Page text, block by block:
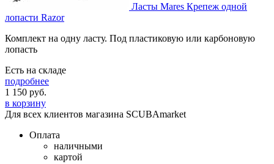
Ласты Mares Крепеж одной
лопасти Razor
Комплект на одну ласту. Под пластиковую или карбоновую
лопасть
Есть на складе
подробнее
1 150 руб.
в корзину
Для всех клиентов магазина SCUBAmarket
Оплата
наличными
картой